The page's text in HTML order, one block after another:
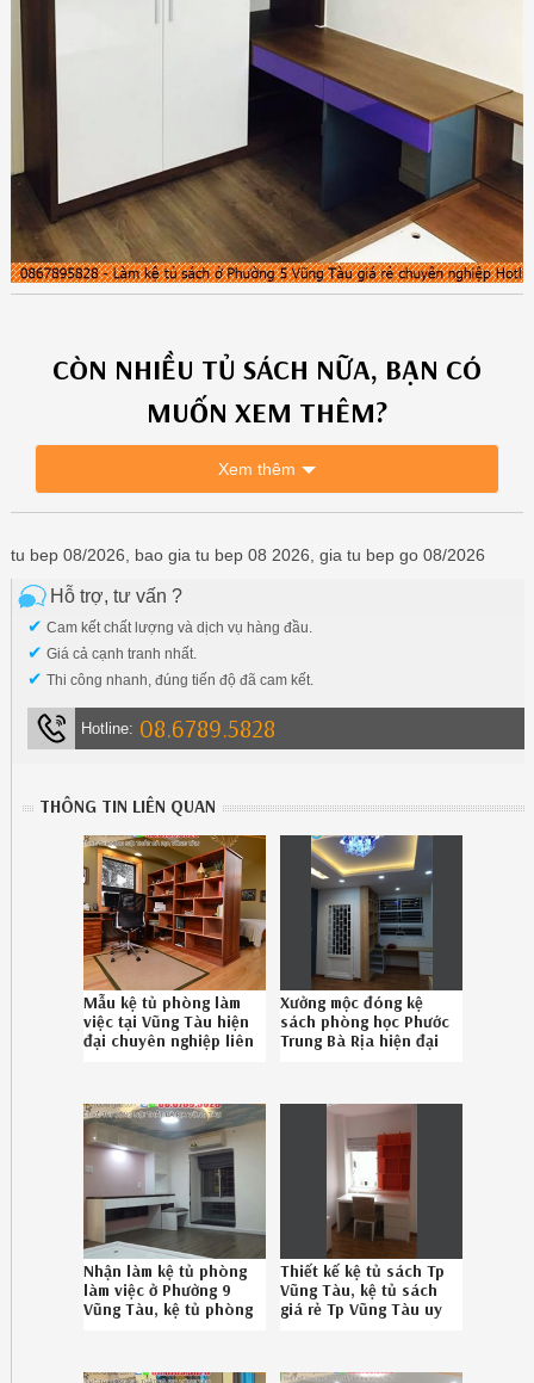
CÒN NHIỀU TỦ SÁCH NỮA, BẠN CÓ
MUỐN XEM THÊM?
Xem thêm
tu bep 08/2026, bao gia tu bep 08 2026, gia tu bep go 08/2026
Hỗ trợ, tư vấn ?
✔ Cam kết chất lượng và dịch vụ hàng đầu.
✔ Giá cả cạnh tranh nhất.
✔ Thi công nhanh, đúng tiến độ đã cam kết.
Hotline: 08.6789.5828
THÔNG TIN LIÊN QUAN
Mẫu kệ tủ phòng làm
việc tại Vũng Tàu hiện
đại chuyên nghiệp liên
Xưởng mộc đóng kệ
sách phòng học Phước
Trung Bà Rịa hiện đại
Nhận làm kệ tủ phòng
làm việc ở Phường 9
Vũng Tàu, kệ tủ phòng
Thiết kế kệ tủ sách Tp
Vũng Tàu, kệ tủ sách
giá rẻ Tp Vũng Tàu uy